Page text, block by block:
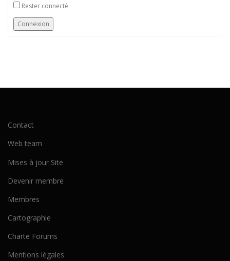
Rester connecté
Connexion
Contact
Web team
Mises à jour Site
Devenir membre
Membres
Cartographie
Charte Forums
Mentions légales